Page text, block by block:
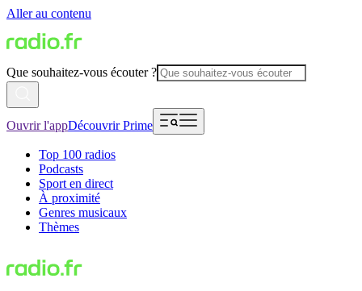
Aller au contenu
Que souhaitez-vous écouter ?
Ouvrir l'appDécouvrir Prime
Top 100 radios
Podcasts
Sport en direct
À proximité
Genres musicaux
Thèmes